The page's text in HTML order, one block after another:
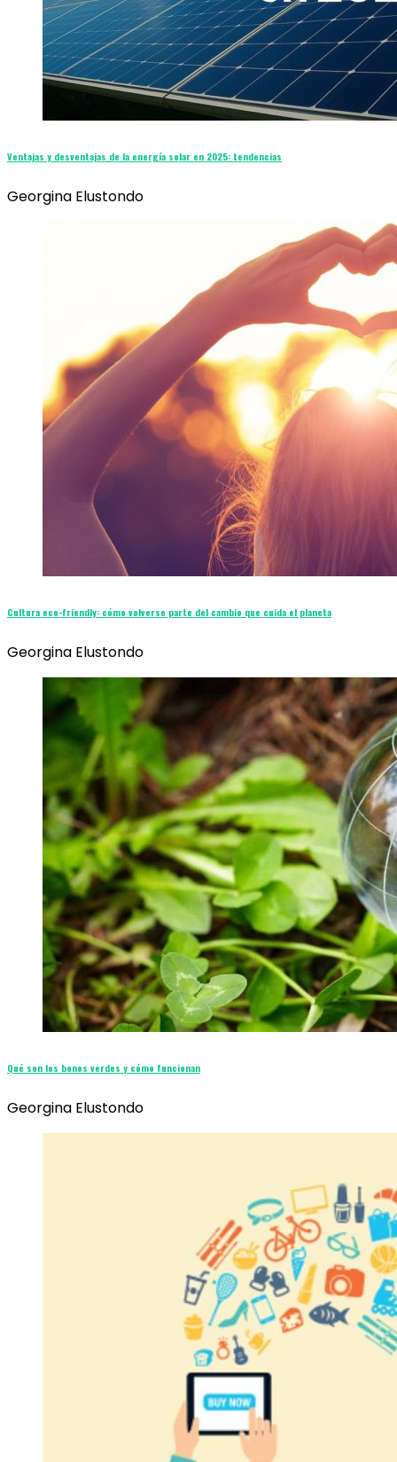
Ventajas y desventajas de la energía solar en 2025: tendencias
Georgina Elustondo
Cultura eco-friendly: cómo volverse parte del cambio que cuida el planeta
Georgina Elustondo
Qué son los bonos verdes y cómo funcionan
Georgina Elustondo